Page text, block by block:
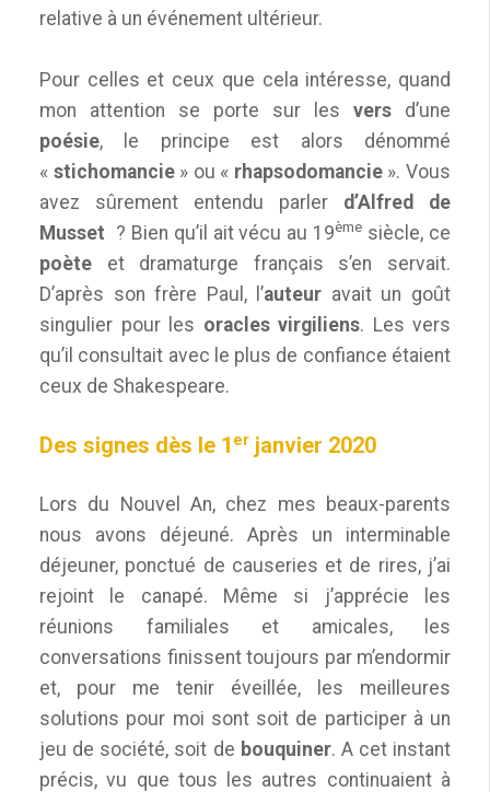
relative à un événement ultérieur.
Pour celles et ceux que cela intéresse, quand
mon attention se porte sur les vers d’une
poésie, le principe est alors dénommé
« stichomancie» ou « rhapsodomancie». Vous
avez sûrement entendu parler d’Alfred de
Musset ? Bien qu’il ait vécu au 19ème siècle, ce
poète et dramaturge français s’en servait.
D’après son frère Paul, l’auteur avait un goût
singulier pour les oracles virgiliens. Les vers
qu’il consultait avec le plus de confiance étaient
ceux de Shakespeare.
Des signes dès le 1 er janvier 2020
Lors du Nouvel An, chez mes beaux-parents
nous avons déjeuné. Après un interminable
déjeuner, ponctué de causeries et de rires, j’ai
rejoint le canapé. Même si j’apprécie les
réunions familiales et amicales, les
conversations finissent toujours par m’endormir
et, pour me tenir éveillée, les meilleures
solutions pour moi sont soit de participer à un
jeu de société, soit de bouquiner. A cet instant
précis, vu que tous les autres continuaient à